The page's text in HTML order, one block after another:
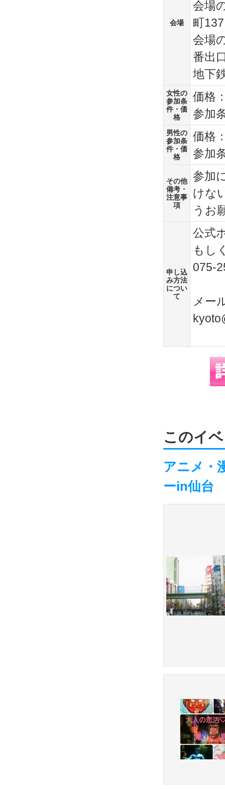
会場
会場
町137
会場
番出
地下
女性の
参加条
件・価
格
価格
参加
男性の
参加条
件・価
格
価格
参加
その他
備考・
注意事
項
参加
けな
うお
申し込
み方法
につい
て
公式
もし
075-
メー
このイ
アニメ・
ーin仙台